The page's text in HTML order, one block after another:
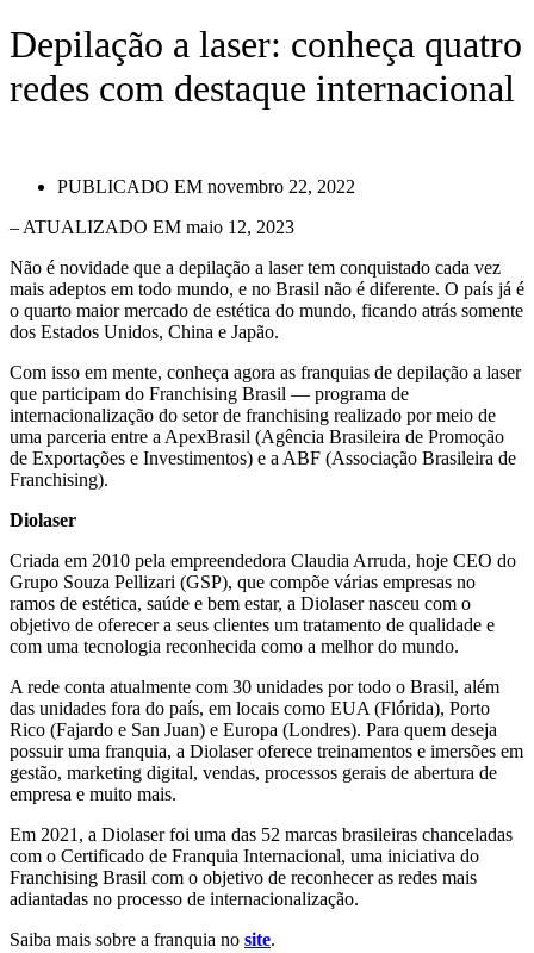
Depilação a laser: conheça quatro
redes com destaque internacional
PUBLICADO EM novembro 22, 2022
– ATUALIZADO EM maio 12, 2023
Não é novidade que a depilação a laser tem conquistado cada vez
mais adeptos em todo mundo, e no Brasil não é diferente. O país já é
o quarto maior mercado de estética do mundo, ficando atrás somente
dos Estados Unidos, China e Japão.
Com isso em mente, conheça agora as franquias de depilação a laser
que participam do Franchising Brasil — programa de
internacionalização do setor de franchising realizado por meio de
uma parceria entre a ApexBrasil (Agência Brasileira de Promoção
de Exportações e Investimentos) e a ABF (Associação Brasileira de
Franchising).
Diolaser
Criada em 2010 pela empreendedora Claudia Arruda, hoje CEO do
Grupo Souza Pellizari (GSP), que compõe várias empresas no
ramos de estética, saúde e bem estar, a Diolaser nasceu com o
objetivo de oferecer a seus clientes um tratamento de qualidade e
com uma tecnologia reconhecida como a melhor do mundo.
A rede conta atualmente com 30 unidades por todo o Brasil, além
das unidades fora do país, em locais como EUA (Flórida), Porto
Rico (Fajardo e San Juan) e Europa (Londres). Para quem deseja
possuir uma franquia, a Diolaser oferece treinamentos e imersões em
gestão, marketing digital, vendas, processos gerais de abertura de
empresa e muito mais.
Em 2021, a Diolaser foi uma das 52 marcas brasileiras chanceladas
com o Certificado de Franquia Internacional, uma iniciativa do
Franchising Brasil com o objetivo de reconhecer as redes mais
adiantadas no processo de internacionalização.
Saiba mais sobre a franquia no site.